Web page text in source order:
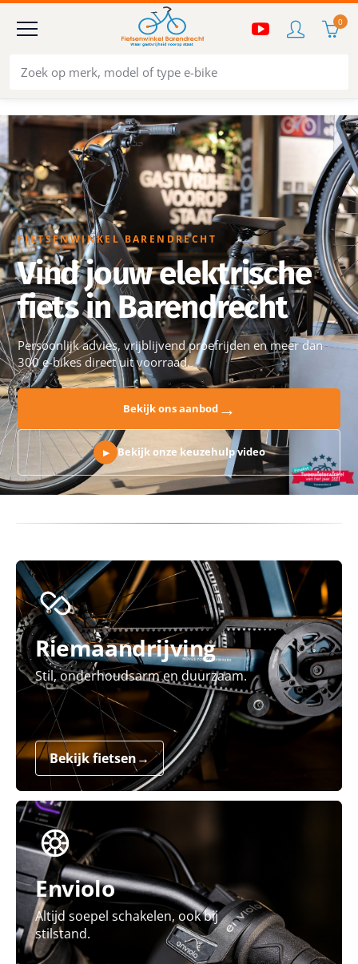
0
FIETSENWINKEL BARENDRECHT
Vind jouw elektrische
fiets in Barendrecht
Persoonlijk advies, vrijblijvend proefrijden en meer dan
300 e-bikes direct uit voorraad.
Bekijk ons aanbod→
▶ Bekijk onze keuzehulp video
Riemaandrijving
Stil, onderhoudsarm en duurzaam.
Bekijk fietsen→
Enviolo
Altijd soepel schakelen, ook bij
stilstand.